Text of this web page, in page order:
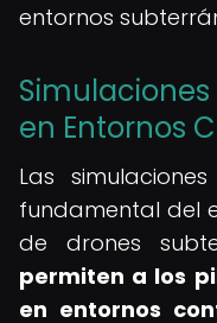
entornos
en Entornos
Las
fundamental del
de drones
permiten a los
en entornos